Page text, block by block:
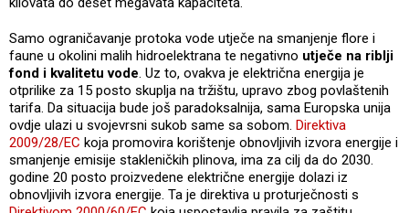
Samo ograničavanje protoka vode utječe na smanjenje flore i
faune u okolini malih hidroelektrana te negativno utječe na riblji
fond i kvalitetu vode . Uz to, ovakva je električna energija je
otprilike za 15 posto skuplja na tržištu, upravo zbog povlaštenih
tarifa. Da situacija bude još paradoksalnija, sama Europska unija
ovdje ulazi u svojevrsni sukob same sa sobom. Direktiva
2009/28/EC koja promovira korištenje obnovljivih izvora energije i
smanjenje emisije stakleničkih plinova, ima za cilj da do 2030.
godine 20 posto proizvedene električne energije dolazi iz
obnovljivih izvora energije. Ta je direktiva u proturječnosti s